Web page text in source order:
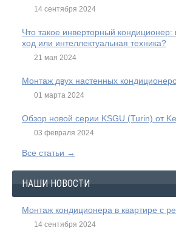
14 сентября 2024
Что такое инверторный кондиционер:
ход или интеллектуальная техника?
21 мая 2024
Монтаж двух настенных
01 марта 2024
Обзор новой серии KSGU (Turin) от
03 февраля 2024
Все статьи →
НАШИ НОВОСТИ
Монтаж кондиционера в квартире с
14 сентября 2024